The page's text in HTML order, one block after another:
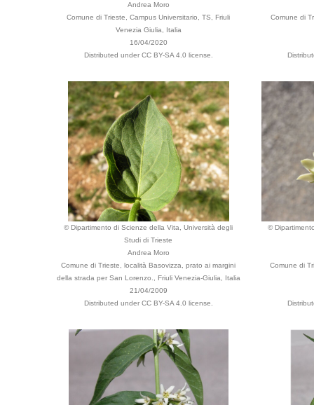
Andrea Moro
Comune di Trieste, Campus Universitario, TS, Friuli
Venezia Giulia, Italia
16/04/2020
Distributed under CC BY-SA 4.0 license.
Comune di
© Dipartimento di Scienze della Vita, Università degli
Studi di Trieste
Andrea Moro
Comune di Trieste, località Basovizza, prato ai margini
della strada per San Lorenzo., Friuli Venezia-Giulia, Italia
21/04/2009
Distributed under CC BY-SA 4.0 license.
©
Comune di